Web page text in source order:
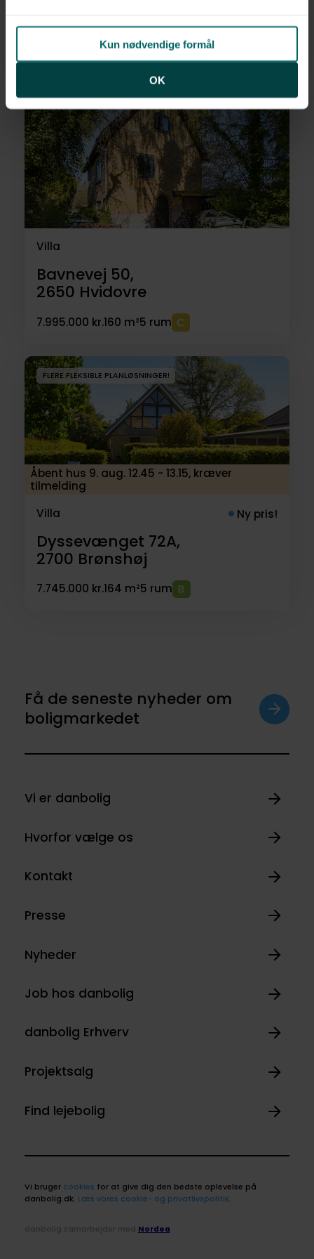
Kun nødvendige formål
OK
2700Brønshøj
6 rum
Villa
Bavnevej 50,
2650 Hvidovre
7.995.000 kr.160 m²5 rum
FLERE FLEKSIBLE PLANLØSNINGER!
Åbent hus 9. aug. 12.45 - 13.15, kræver
tilmelding
Villa
Ny pris!
Dyssevænget 72A,
2700 Brønshøj
7.745.000 kr.164 m²5 rum
Få de seneste nyheder om
boligmarkedet
Vi er danbolig
Hvorfor vælge os
Kontakt
Presse
Nyheder
Job hos danbolig
danbolig Erhverv
Projektsalg
Find lejebolig
Vi bruger cookies for at give dig den bedste oplevelse på
danbolig.dk. Læs vores cookie- og privatlivspolitik.
Nordea